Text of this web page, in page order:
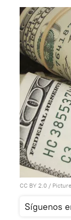
CC BY 2.0 /
Síguenos